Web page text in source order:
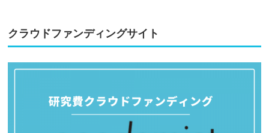
クラウドファンディングサイト